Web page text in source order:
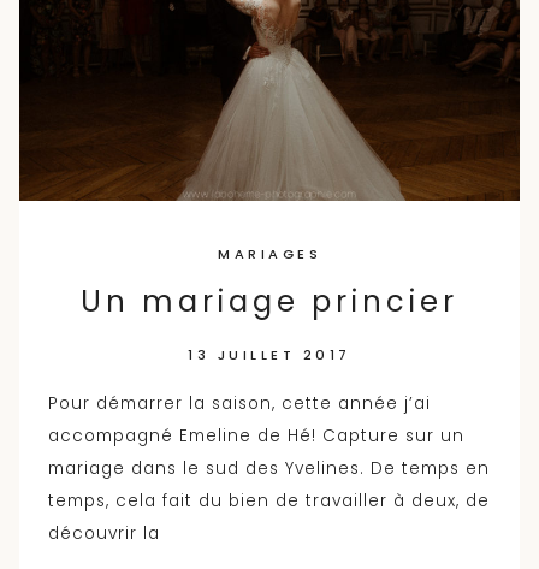
MARIAGES
Un mariage princier
13 JUILLET 2017
Pour démarrer la saison, cette année j’ai
accompagné Emeline de Hé! Capture sur un
mariage dans le sud des Yvelines. De temps en
temps, cela fait du bien de travailler à deux, de
découvrir la